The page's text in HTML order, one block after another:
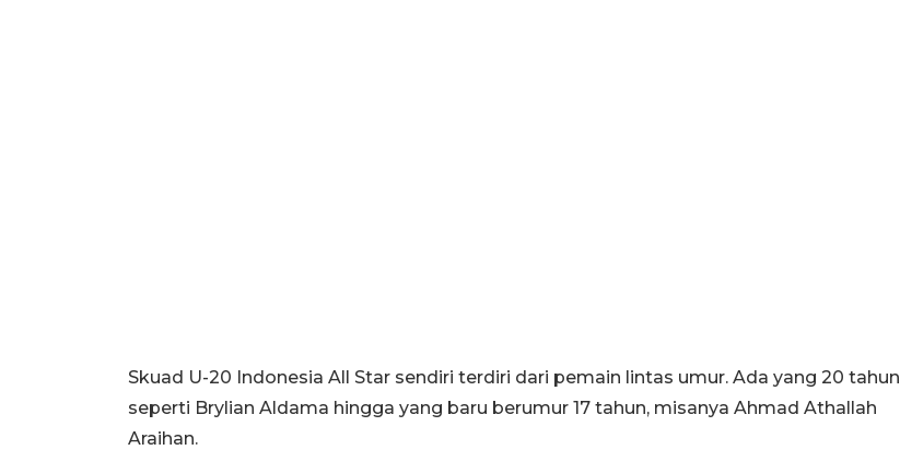
Skuad U-20 Indonesia All Star sendiri terdiri dari pemain lintas umur. Ada yang 20 tahun
seperti Brylian Aldama hingga yang baru berumur 17 tahun, misanya Ahmad Athallah
Araihan.